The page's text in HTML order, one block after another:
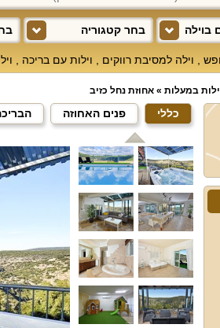
בחר קטגוריה בוילה
וילה למסיבת רווקים וילות עם בריכה
במעלות » אחוזת נחל כזיב
כללי פנים האחוזה